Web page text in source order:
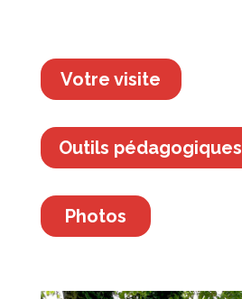
Votre visite
Outils pédagogiques
Photos